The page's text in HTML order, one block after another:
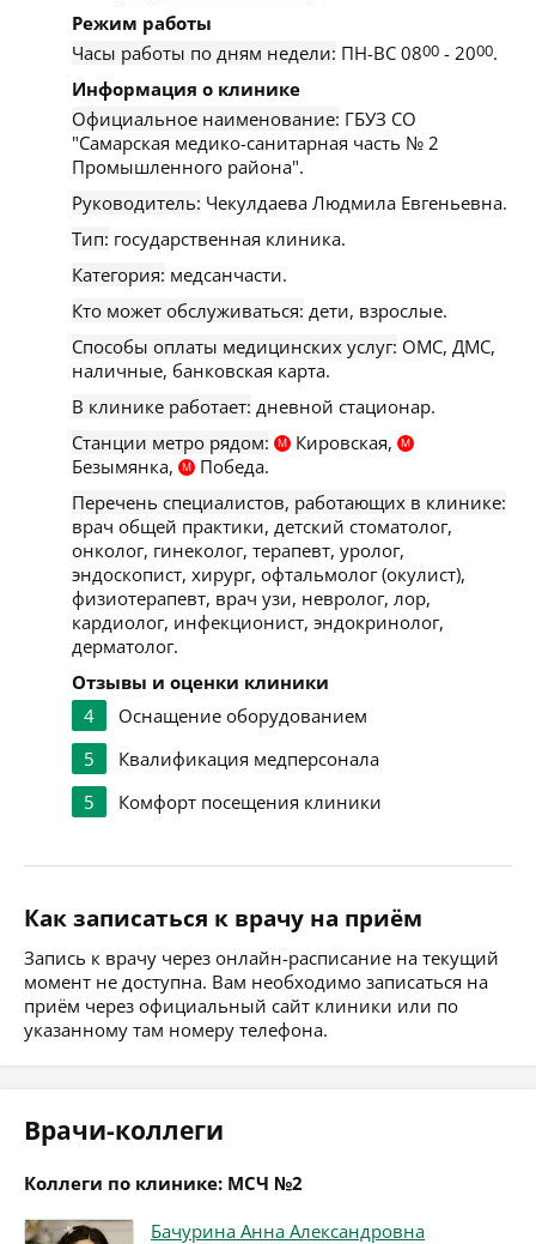
Режим работы
Часы работы по дням недели: ПН-ВС 0800 - 2000.
Информация о клинике
Официальное наименование: ГБУЗ СО
"Самарская медико-санитарная часть № 2
Промышленного района".
Руководитель: Чекулдаева Людмила Евгеньевна.
Тип: государственная клиника.
Категория: медсанчасти.
Кто может обслуживаться: дети, взрослые.
Способы оплаты медицинских услуг: ОМС, ДМС,
наличные, банковская карта.
В клинике работает: дневной стационар.
Станции метро рядом:
М Кировская, М
Безымянка, М
Победа.
Перечень специалистов, работающих в клинике:
врач общей практики, детский стоматолог,
онколог, гинеколог, терапевт, уролог,
эндоскопист, хирург, офтальмолог (окулист),
физиотерапевт, врач узи, невролог, лор,
кардиолог, инфекционист, эндокринолог,
дерматолог.
Отзывы и оценки клиники
4
Оснащение оборудованием
5
Квалификация медперсонала
5
Комфорт посещения клиники
Как записаться к врачу на приём
Запись к врачу через онлайн-расписание на текущий
момент не доступна. Вам необходимо записаться на
приём через официальный сайт клиники или по
указанному там номеру телефона.
Врачи-коллеги
Коллеги по клинике: МСЧ №2
Бачурина Анна Александровна